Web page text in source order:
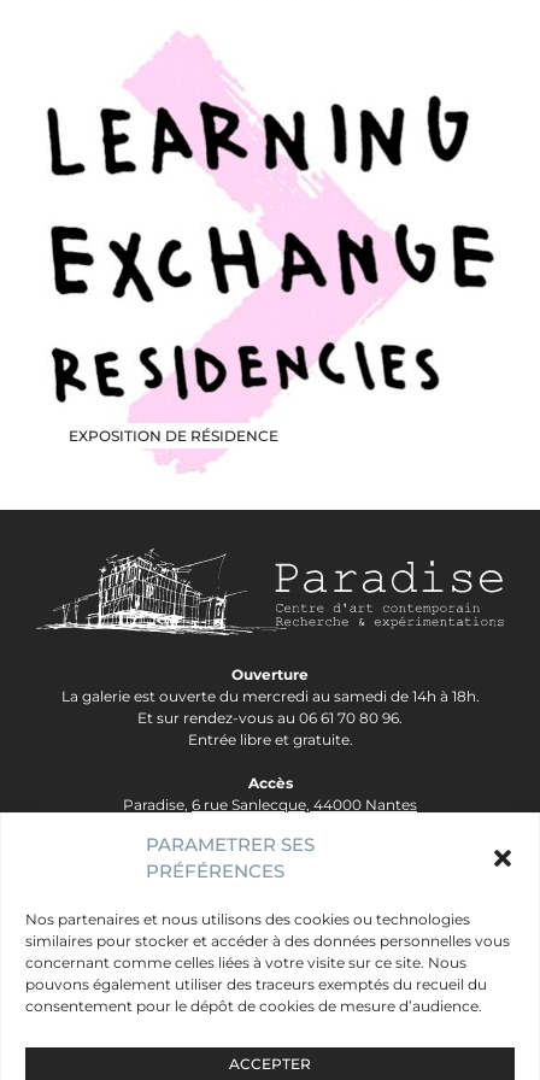
PARAMETRER SES
PRÉFÉRENCES
Nos partenaires et nous utilisons des cookies ou technologies
similaires pour stocker et accéder à des données personnelles vous
concernant comme celles liées à votre visite sur ce site. Nous
pouvons également utiliser des traceurs exemptés du recueil du
consentement pour le dépôt de cookies de mesure d’audience.
ACCEPTER
EXPOSITION DE RÉSIDENCE
Ouverture
La galerie est ouverte du mercredi au samedi de 14h à 18h.
Et sur rendez-vous au 06 61 70 80 96.
Entrée libre et gratuite.
Accès
Paradise, 6 rue Sanlecque, 44000 Nantes
contact@galerie-paradise.fr
Paradise
Artistes
Évènements
Publics
Mentions légales